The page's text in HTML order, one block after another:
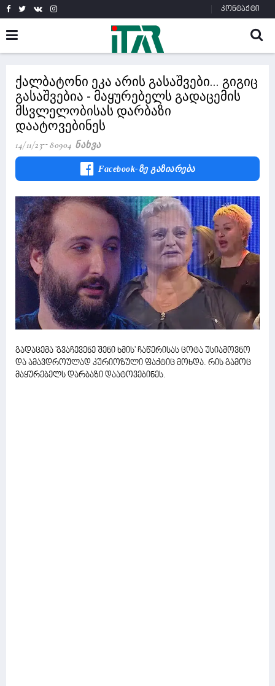
კონტაქტი
ქალბატონი ეკა არის გასაშვები... გიგიც
გასაშვებია - მაყურებელს გადაცემის
მსვლელობისას დარბაზი
დაატოვებინეს
14/11/23 80904 Ნახვა
Facebook-Ზე Გაზიარება
გადაცემა 'გვაჩევენე შენი ხმის' ჩაწერისას ცოტა უსიამოვნო
და ამავდროულად კურიოზული ფაქტიც მოხდა. რის გამოც
მაყურებელს დარბაზი დაატოვებინეს.